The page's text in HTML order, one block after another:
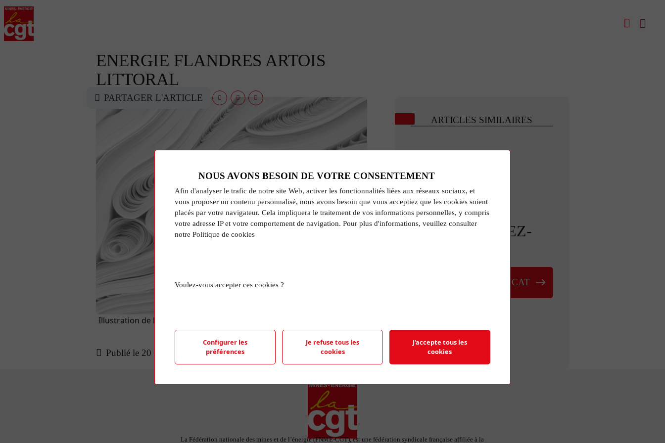
ENERGIE FLANDRES ARTOIS
LITTORAL
Illustration de l'article aléatoire représentant le logo de la FNME-CGT et
d'une photo de feuilles de papier.
Publié le 20 Mar 2024
PARTAGER L'ARTICLE
ARTICLES SIMILAIRES
RETROUVEZ-
TROUVER UN SYNDICAT
La Fédération nationale des mines et de l’énergie (FNME-CGT), est une fédération syndicale française affiliée à la
NOUS AVONS BESOIN DE VOTRE CONSENTEMENT
Afin d'analyser le trafic de notre site Web, activer les fonctionnalités liées aux réseaux sociaux, et
vous proposer un contenu personnalisé, nous avons besoin que vous acceptiez que les cookies soient
placés par votre navigateur. Cela impliquera le traitement de vos informations personnelles, y compris
votre adresse IP et votre comportement de navigation. Pour plus d'informations, veuillez consulter
notre Politique de cookies
Voulez-vous accepter ces cookies ?
Configurer les
préférences
Je refuse tous les
cookies
J'accepte tous les
cookies